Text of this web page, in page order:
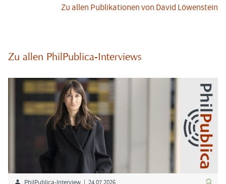
Zu allen Pu­bli­ka­tio­nen von David Lö­wen­stein
Zu allen PhilPublica-​Interviews
PhilPublica-​Interview | 24.07.2026